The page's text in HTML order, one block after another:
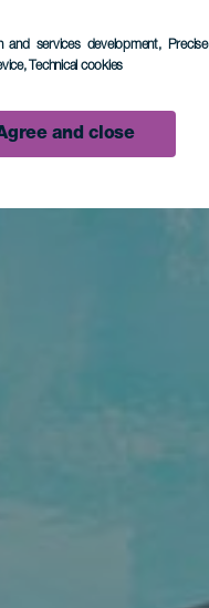
and services development, Precise
, Technical cookies
and close